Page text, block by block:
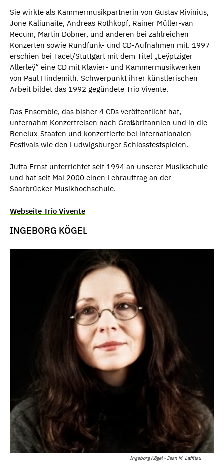
Sie wirkte als Kammermusikpartnerin von Gustav Rivinius,
Jone Kaliunaite, Andreas Rothkopf, Rainer Müller-van
Recum, Martin Dobner, und anderen bei zahlreichen
Konzerten sowie Rundfunk- und CD-Aufnahmen mit. 1997
erschien bei Tacet/Stuttgart mit dem Titel „Leÿptziger
Allerleÿ“ eine CD mit Klavier- und Kammermusikwerken
von Paul Hindemith. Schwerpunkt ihrer künstlerischen
Arbeit bildet das 1992 gegündete Trio Vivente.
Das Ensemble, das bisher 4 CDs veröffentlicht hat,
unternahm Konzertreisen nach Großbritannien und in die
Benelux-Staaten und konzertierte bei internationalen
Festivals wie den Ludwigsburger Schlossfestspielen.
Jutta Ernst unterrichtet seit 1994 an unserer Musikschule
und hat seit Mai 2000 einen Lehrauftrag an der
Saarbrücker Musikhochschule.
Webseite Trio Vivente
INGEBORG KÖGEL
Ingeborg Kögel - Jean M. Laffitau